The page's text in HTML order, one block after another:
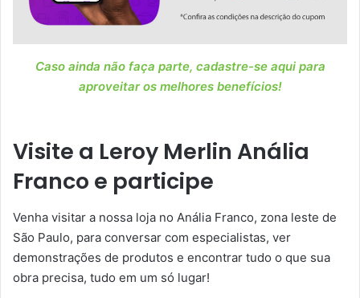
Caso ainda não faça parte, cadastre-se aqui para
aproveitar os melhores benefícios!
Visite a Leroy Merlin Anália
Franco e participe
Venha visitar a nossa loja no Anália Franco, zona leste de
São Paulo, para conversar com especialistas, ver
demonstrações de produtos e encontrar tudo o que sua
obra precisa, tudo em um só lugar!